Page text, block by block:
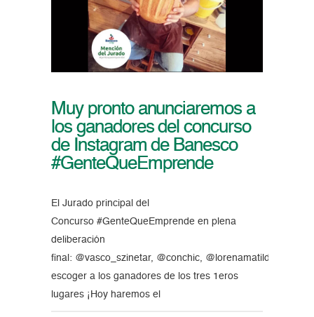
Muy pronto anunciaremos a
los ganadores del concurso
de Instagram de Banesco
#GenteQueEmprende
El Jurado principal del
Concurso #GenteQueEmprende en plena
deliberación
final: @vasco_szinetar, @conchic, @lorenamatilde,
escoger a los ganadores de los tres 1eros
lugares ¡Hoy haremos el